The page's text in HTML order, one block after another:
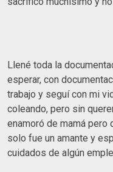
Llené toda la
esperar, con
trabajo y seguí con mi
coleando, pero sin
enamoró de mamá pero
solo fue un amante y
cuidados de algún